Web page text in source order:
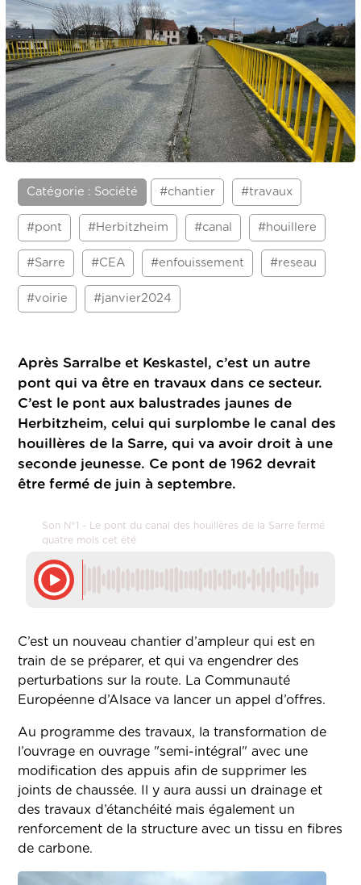
Catégorie : Société #chantier #travaux
#pont #Herbitzheim #canal #houillere
#Sarre #CEA #enfouissement #reseau
#voirie #janvier2024
Après Sarralbe et Keskastel, c’est un autre
pont qui va être en travaux dans ce secteur.
C’est le pont aux balustrades jaunes de
Herbitzheim, celui qui surplombe le canal des
houillères de la Sarre, qui va avoir droit à une
seconde jeunesse. Ce pont de 1962 devrait
être fermé de juin à septembre.
Son N°1 - Le pont du canal des houillères de la Sarre fermé
quatre mois cet été
C’est un nouveau chantier d’ampleur qui est en
train de se préparer, et qui va engendrer des
perturbations sur la route. La Communauté
Européenne d’Alsace va lancer un appel d’offres.
Au programme des travaux, la transformation de
l’ouvrage en ouvrage "semi-intégral" avec une
modification des appuis afin de supprimer les
joints de chaussée. Il y aura aussi un drainage et
des travaux d’étanchéité mais également un
renforcement de la structure avec un tissu en fibres
de carbone.